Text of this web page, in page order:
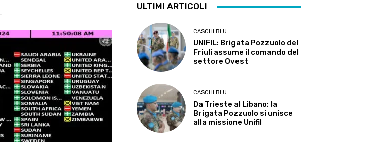
ULTIMI ARTICOLI
CASCHI BLU
UNIFIL: Brigata Pozzuolo del
Friuli assume il comando del
settore Ovest
CASCHI BLU
Da Trieste al Libano: la
Brigata Pozzuolo si unisce
alla missione Unifil